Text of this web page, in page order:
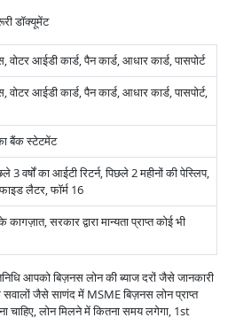
डॉक्यूमेंट
वोटर आईडी कार्ड, पैन कार्ड, आधार कार्ड, पासपोर्ट
वोटर आईडी कार्ड, पैन कार्ड, आधार कार्ड, पासपोर्ट,
बैंक स्टेटमेंट
3 वर्षों का आईटी रिटर्न, पिछले 2 महीनों की पेस्लिप,
लैटर, फॉर्म 16
कागज़ात, सरकार द्वारा मान्यता प्राप्त कोई भी
आपको बिज़नस लोन की ब्याज दरों जैसे जानकारी
जैसे साणंद में MSME बिज़नस लोन प्राप्त
चाहिए, लोन मिलने में कितना समय लगेगा, 1st